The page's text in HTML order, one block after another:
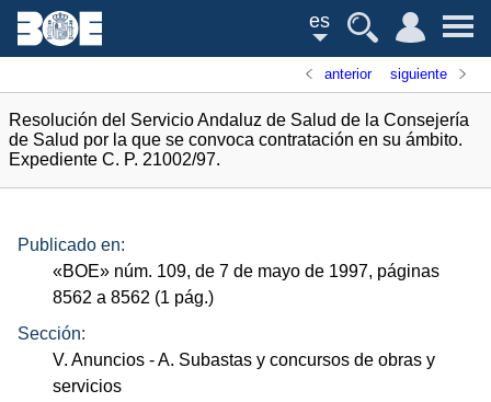
es
anterior siguiente
Resolución del Servicio Andaluz de Salud de la Consejería
de Salud por la que se convoca contratación en su ámbito.
Expediente C. P. 21002/97.
Publicado en:
«BOE» núm. 109, de 7 de mayo de 1997, páginas
8562 a 8562 (1 pág.)
Sección:
V. Anuncios - A. Subastas y concursos de obras y
servicios